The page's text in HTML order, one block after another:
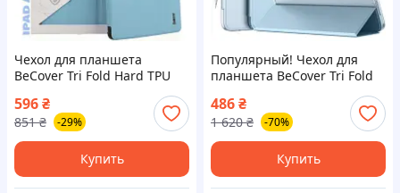
Чехол для планшета
BeCover Tri Fold Hard TPU
2020/2022 10.9" Light Blue
(711108)
596₴
851 ₴ -29%
Купить
Популярный! Чехол для
планшета BeCover Tri Fold
Hard Apple iPad Air 11" M4
2026 Light Blue (715245) -
Лучшее качество только на
486₴
1 620 ₴ -70%
Купить